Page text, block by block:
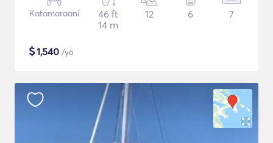
Katamaraani
46 ft
14 m
12 6 7
$1,540 /yö